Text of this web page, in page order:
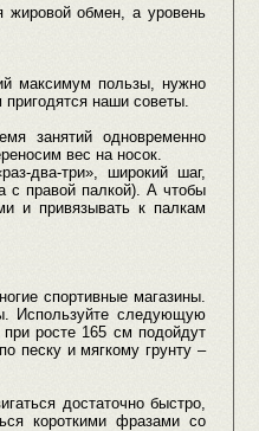
жировой обмен, а уровень
максимум пользы, нужно
пригодятся наши советы.
занятий одновременно
вес на носок.
два-три», широкий шаг,
с правой палкой). А чтобы
и привязывать к палкам
спортивные магазины.
Используйте следующую
росте 165 см подойдут
песку и мягкому грунту –
достаточно быстро,
короткими фразами со